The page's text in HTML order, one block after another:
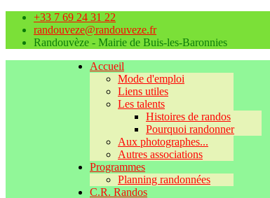
+33 7 69 24 31 22
randouveze@randouveze.fr
Randouvèze - Mairie de Buis-les-Baronnies
Accueil
Mode d'emploi
Liens utiles
Les talents
Histoires de randos
Pourquoi randonner
Aux photographes...
Autres associations
Programmes
Planning randonnées
C.R. Randos